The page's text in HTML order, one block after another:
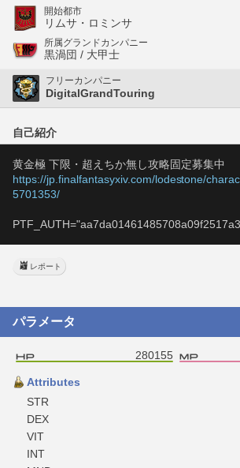
開始都市
リムサ・ロミンサ
所属グランドカンパニー
黒渦団 / 大甲士
フリーカンパニー
DigitalGrandTouring
自己紹介
黄金極 下限・超えちか無し攻略固定募集中
https://jp.finalfantasyxiv.com/lodestone/
5701353/
レポート
パラメータ
280155
Attributes
STR
DEX
VIT
INT